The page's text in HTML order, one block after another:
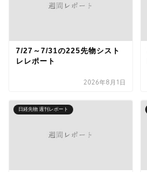
7/27～7/31の225先物シスト
レレポート
2026年8月1日
日経先物 週刊レポート